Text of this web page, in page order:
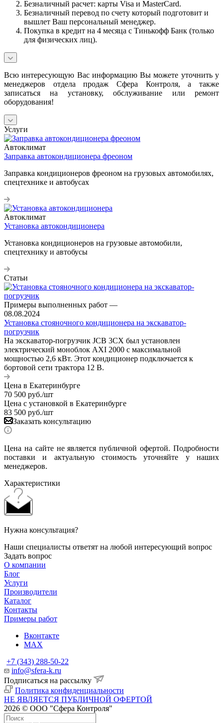
Безналичный расчет: карты Visa и MasterCard.
Безналичный перевод по счету который подготовит и
вышлет Ваш персональный менеджер.
Покупка в кредит на 4 месяца с Тинькофф Банк (только
для физических лиц).
Всю интересующую Вас информацию Вы можете уточнить у
менеджеров отдела продаж Сфера Контроля, а также
записаться на установку, обслуживание или ремонт
оборудования!
Услуги
Автоклимат
Заправка автокондиционера фреоном
Заправка кондиционеров фреоном на грузовых автомобилях,
спецтехнике и автобусах
Автоклимат
Установка автокондиционера
Установка кондиционеров на грузовые автомобили,
спецтехнику и автобусы
Статьи
Примеры выполненных работ —
08.08.2024
Установка стояночного кондиционера на экскаватор-
погрузчик
На экскаватор-погрузчик JCB 3CX был установлен
электрический моноблок AXI 2000 с максимальной
мощностью 2,6 кВт. Этот кондиционер подключается к
бортовой сети трактора 12 В.
Цена в Екатеринбурге
70 500 руб./шт
Цена с установкой в Екатеринбурге
83 500 руб./шт
Заказать консультацию
Цена на сайте не является публичной офертой. Подробности
поставки и актуальную стоимость уточняйте у наших
менеджеров.
Характеристики
Нужна консультация?
Наши специалисты ответят на любой интересующий вопрос
Задать вопрос
О компании
Блог
Услуги
Производители
Каталог
Контакты
Примеры работ
Вконтакте
MAX
+7 (343) 288-50-22
info@sfera-k.ru
Подписаться на рассылку
Политика конфиденциальности
НЕ ЯВЛЯЕТСЯ ПУБЛИЧНОЙ ОФЕРТОЙ
2026 © ООО "Сфера Контроля"